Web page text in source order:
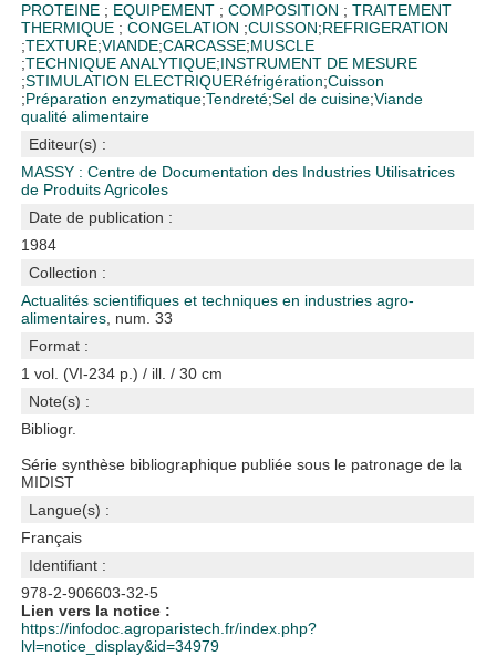
PROTEINE ; EQUIPEMENT ;COMPOSITION ;TRAITEMENT
THERMIQUE ;CONGELATION ;CUISSON;REFRIGERATION
;TEXTURE;VIANDE;CARCASSE;MUSCLE
;TECHNIQUE ANALYTIQUE;INSTRUMENT DE MESURE
;STIMULATION ELECTRIQUERéfrigération;Cuisson
;Préparation enzymatique;Tendreté;Sel de cuisine;Viande
qualité alimentaire
Editeur(s) :
MASSY : Centre de Documentation des Industries Utilisatrices
de Produits Agricoles
Date de publication :
1984
Collection :
Actualités scientifiques et techniques en industries agro-
alimentaires , num. 33
Format :
1 vol. (VI-234 p.) / ill. / 30 cm
Note(s) :
Bibliogr.
Série synthèse bibliographique publiée sous le patronage de la
MIDIST
Langue(s) :
Français
Identifiant :
978-2-906603-32-5
Lien vers la notice :
https://infodoc.agroparistech.fr/index.php?
lvl=notice_display&id=34979